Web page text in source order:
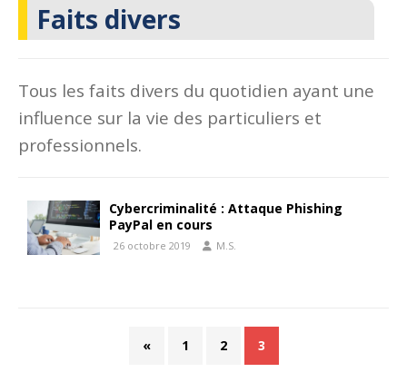
Faits divers
Tous les faits divers du quotidien ayant une
influence sur la vie des particuliers et
professionnels.
Cybercriminalité : Attaque Phishing
PayPal en cours
26 octobre 2019 M.S.
« 1 2 3